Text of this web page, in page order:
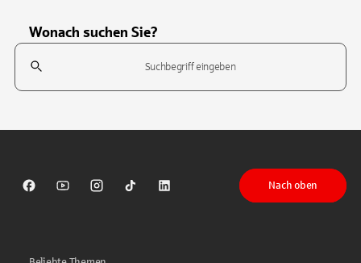
Wonach suchen Sie?
Suchfeld
Sparkasse auf Facebook
Sparkasse auf Youtube
Sparkasse auf Instagram
Sparkasse auf TikTok
Sparkasse auf LinkedIn
Nach oben